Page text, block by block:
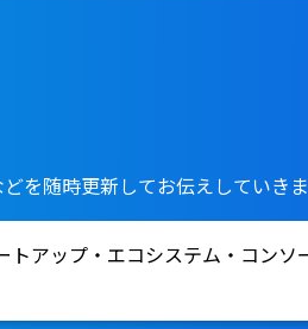
を随時更新してお伝えしていきま
トアップ・エコシステム・コン